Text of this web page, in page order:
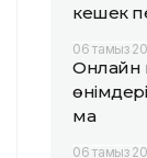
кешек
06 тамыз
Онлайн
ма
06 тамыз